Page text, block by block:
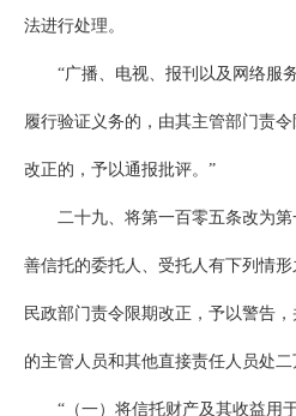
法进行处理。
“广播、电视、报刊以及网络服
履行验证义务的，由其主管部门责
改正的，予以通报批评。”
二十九、将第一百零五条改为
善信托的委托人、受托人有下列情
民政部门责令限期改正，予以警告
的主管人员和其他直接责任人员处
“（一）将信托财产及其收益用